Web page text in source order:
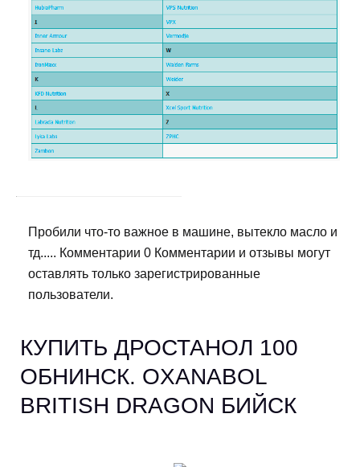
Пробили что-то важное в машине, вытекло масло и
тд..... Комментарии 0 Комментарии и отзывы могут
оставлять только зарегистрированные
пользователи.
КУПИТЬ ДРОСТАНОЛ 100
ОБНИНСК. OXANABOL
BRITISH DRAGON БИЙСК